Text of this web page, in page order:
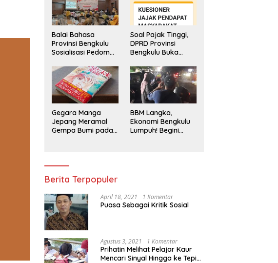
Balai Bahasa
Provinsi Bengkulu
Sosialisasi Pedoman
Penggunaan
Bahasa Indonesia
Soal Pajak Tinggi,
DPRD Provinsi
Bengkulu Buka
Pengaduan
Masyarakat
Gegara Manga
Jepang Meramal
Gempa Bumi pada
BBM Langka,
Ekonomi Bengkulu
Lumpuh! Begini
Berita Terpopuler
April 18, 2021 1 Komentar
Puasa Sebagai Kritik Sosial
Agustus 3, 2021 1 Komentar
Prihatin Melihat Pelajar Kaur
Mencari Sinyal Hingga ke Tepi